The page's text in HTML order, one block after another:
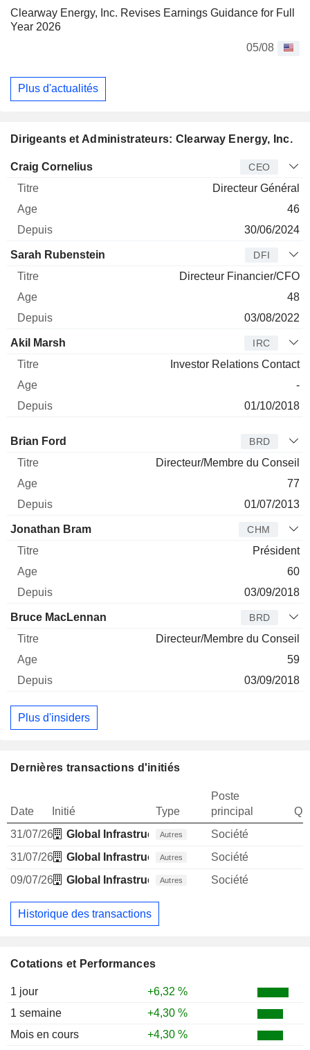
Clearway Energy, Inc. Revises Earnings Guidance for Full
Year 2026
05/08
Plus d'actualités
Cotations et Performances
1 jour
+6,32 %
1 semaine
+4,30 %
Mois en cours
+4,30 %
Dirigeants et Administrateurs: Clearway Energy, Inc.
Dirigeant Titre Age
Craig Cornelius CEO
Directeur Général
46
30/06/2024
Sarah Rubenstein DFI
Directeur Financier/CFO
48
03/08/2022
Akil Marsh IRC
Investor Relations Contact
-
01/10/2018
Administrateur
Brian Ford BRD
Directeur/Membre du Conseil
77
01/07/2013
Jonathan Bram CHM
Président
60
03/09/2018
Bruce MacLennan BRD
Directeur/Membre du Conseil
59
03/09/2018
Plus d'insiders
Dernières transactions d'initiés
Date Initié Type
Poste
principal
31/07/26
Global Infrastructure Management LLC
Autres
Société
31/07/26
Global Infrastructure Management LLC
Autres
Société
09/07/26
Global Infrastructure Management LLC
Autres Société
Historique des transactions